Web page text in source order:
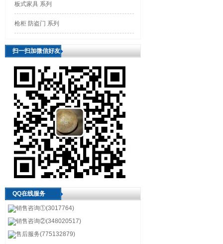
板式家具 系列
枪柜 防盗门 系列
扫一扫加微信好友
QQ在线服务
销售咨询①(3017764)
销售咨询②(348020517)
售后服务(775132879)